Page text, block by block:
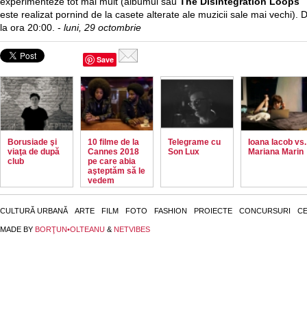
este realizat pornind de la casete alterate ale muzicii sale mai vechi).
la ora 20:00. - luni, 29 octombrie
Save
Borusiade şi
viaţa de după
club
10 filme de la
Cannes 2018
pe care abia
aşteptăm să le
vedem
Telegrame cu
Son Lux
Ioana Iacob vs.
Mariana Marin
CULTURĂ URBANĂ ARTE FILM FOTO FASHION PROIECTE CONCURSURI
MADE BY BORŢUN•OLTEANU & NETVIBES